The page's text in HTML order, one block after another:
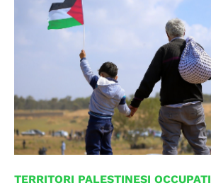
TERRITORI PALESTINESI OCCUPATI